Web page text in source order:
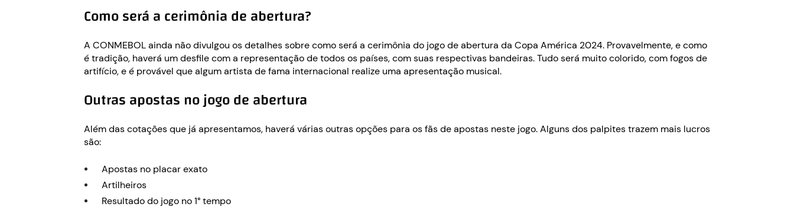
Como será a cerimônia de abertura?
A CONMEBOL ainda não divulgou os detalhes sobre como será a cerimônia do jogo de abertura da Copa América 2024. Provavelmente, e como
é tradição, haverá um desfile com a representação de todos os países, com suas respectivas bandeiras. Tudo será muito colorido, com fogos de
artifício, e é provável que algum artista de fama internacional realize uma apresentação musical.
Outras apostas no jogo de abertura
Além das cotações que já apresentamos, haverá várias outras opções para os fãs de apostas neste jogo. Alguns dos palpites trazem mais lucros
são:
Apostas no placar exato
Artilheiros
Resultado do jogo no 1° tempo